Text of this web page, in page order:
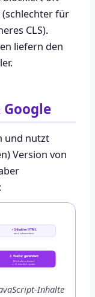
(schlechter für
CLS).
liefern den
und nutzt
Version von
2. Welle: gerendert
JS-Inhalte indexiert
u. U. deutlich später
✓ Inhalt im HTML
wird sofort erfasst
Inhalte